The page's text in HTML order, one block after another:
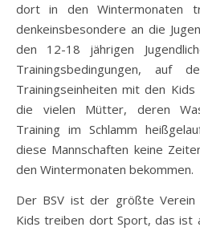
dort in den Wintermonaten
denkeinsbesondere an die
den 12-18 jährigen
Trainingsbedingungen, auf
Trainingseinheiten mit den
die vielen Mütter, deren
Training im Schlamm
diese Mannschaften keine
den Wintermonaten bekommen.
Der BSV ist der größte Verein
Kids treiben dort Sport, das ist